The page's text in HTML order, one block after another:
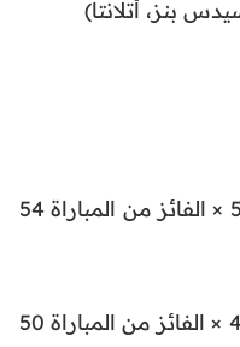
بنز، أتلانتا)
المباراة 57: الفائز من المباراة 53 × الفائز من المباراة 54
المباراة 58: الفائز من المباراة 49 × الفائز من المباراة 50